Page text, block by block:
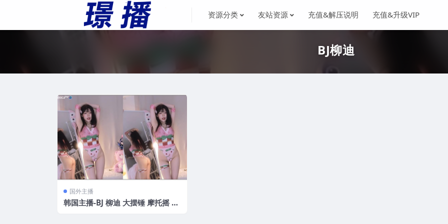
资源分类 友站资源 充值&解压说明 充值&升级VIP
BJ柳迪
国外主播
韩国主播-BJ 柳迪 大摆锤 摩托摇 热